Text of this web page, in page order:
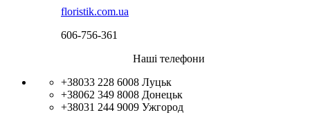
floristik.com.ua
606-756-361
Наші телефони
+38033 228 6008 Луцьк
+38062 349 8008 Донецьк
+38031 244 9009 Ужгород